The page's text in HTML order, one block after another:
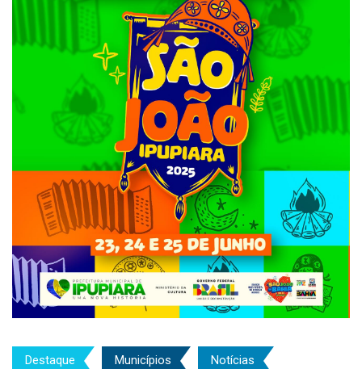
Destaque Municípios Notícias